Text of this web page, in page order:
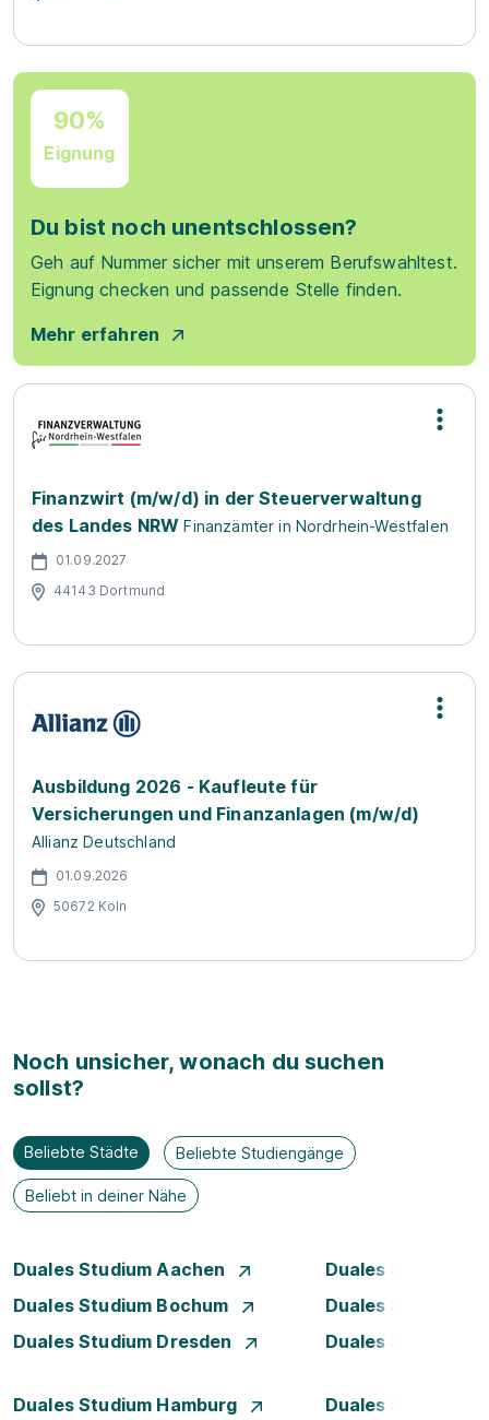
90%
Eignung
Du bist noch unentschlossen?
Geh auf Nummer sicher mit unserem Berufswahltest.
Eignung checken und passende Stelle finden.
Mehr erfahren
Finanzwirt (m/w/d) in der Steuerverwaltung
des Landes NRW Finanzämter in Nordrhein-Westfalen
01.09.2027
44143 Dortmund
Ausbildung 2026 - Kaufleute für
Versicherungen und Finanzanlagen (m/w/d)
Allianz Deutschland
01.09.2026
50672 Köln
Noch unsicher, wonach du suchen
sollst?
Beliebte Städte Beliebte Studiengänge
Beliebt in deiner Nähe
Duales Studium Aachen
Duales Studium
Duales Studium Bochum
Duales Studium
Duales Studium Dresden
Duales Studium
Duales Studium Hamburg
Duales Studium